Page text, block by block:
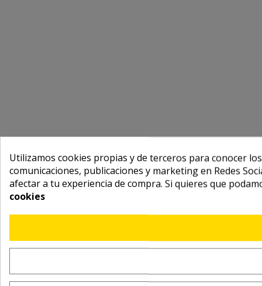
Utilizamos cookies propias y de terceros para conocer
comunicaciones, publicaciones y marketing en Redes
afectar a tu experiencia de compra. Si quieres que
cookies